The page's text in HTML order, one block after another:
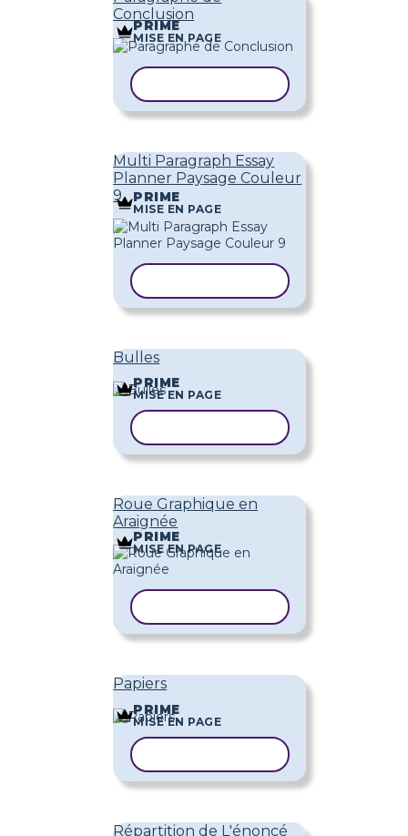
Conclusion
PRIME
MISE EN PAGE
Multi Paragraph Essay
Planner Paysage Couleur
9
PRIME
MISE EN PAGE
Bulles
PRIME
MISE EN PAGE
Roue Graphique en
Araignée
PRIME
MISE EN PAGE
Papiers
PRIME
MISE EN PAGE
Répartition de L'énoncé